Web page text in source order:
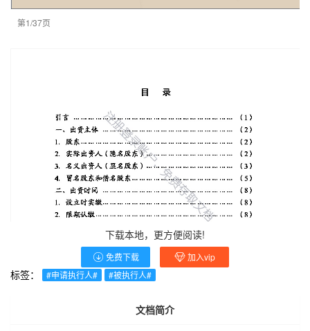
第1/37页
下载本地，更方便阅读!
免费下载 加入vip
标签： #申请执行人# #被执行人#
文档简介